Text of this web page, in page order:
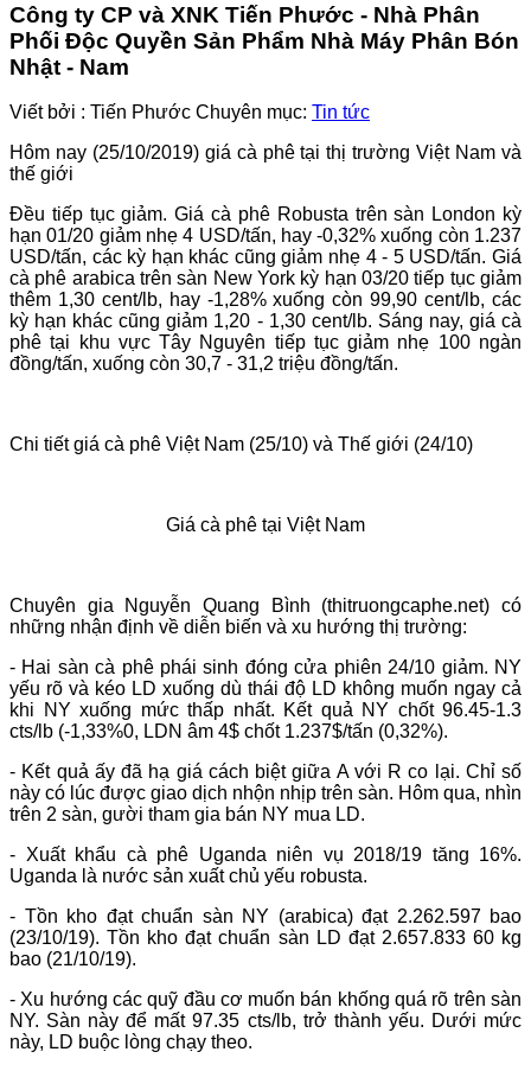
Công ty CP và XNK Tiến Phước - Nhà Phân
Phối Độc Quyền Sản Phẩm Nhà Máy Phân Bón
Nhật - Nam
Viết bởi : Tiến Phước Chuyên mục: Tin tức
Hôm nay (25/10/2019) giá cà phê tại thị trường Việt Nam và
thế giới
Đều tiếp tục giảm. Giá cà phê Robusta trên sàn London kỳ
hạn 01/20 giảm nhẹ 4 USD/tấn, hay -0,32% xuống còn 1.237
USD/tấn, các kỳ hạn khác cũng giảm nhẹ 4 - 5 USD/tấn. Giá
cà phê arabica trên sàn New York kỳ hạn 03/20 tiếp tục giảm
thêm 1,30 cent/lb, hay -1,28% xuống còn 99,90 cent/lb, các
kỳ hạn khác cũng giảm 1,20 - 1,30 cent/lb. Sáng nay, giá cà
phê tại khu vực Tây Nguyên tiếp tục giảm nhẹ 100 ngàn
đồng/tấn, xuống còn 30,7 - 31,2 triệu đồng/tấn.
Chi tiết giá cà phê Việt Nam (25/10) và Thế giới (24/10)
Giá cà phê tại Việt Nam
Chuyên gia Nguyễn Quang Bình (thitruongcaphe.net) có
những nhận định về diễn biến và xu hướng thị trường:
- Hai sàn cà phê phái sinh đóng cửa phiên 24/10 giảm. NY
yếu rõ và kéo LD xuống dù thái độ LD không muốn ngay cả
khi NY xuống mức thấp nhất. Kết quả NY chốt 96.45-1.3
cts/lb (-1,33%0, LDN âm 4$ chốt 1.237$/tấn (0,32%).
- Kết quả ấy đã hạ giá cách biệt giữa A với R co lại. Chỉ số
này có lúc được giao dịch nhộn nhịp trên sàn. Hôm qua, nhìn
trên 2 sàn, gười tham gia bán NY mua LD.
- Xuất khẩu cà phê Uganda niên vụ 2018/19 tăng 16%.
Uganda là nước sản xuất chủ yếu robusta.
- Tồn kho đạt chuẩn sàn NY (arabica) đạt 2.262.597 bao
(23/10/19). Tồn kho đạt chuẩn sàn LD đạt 2.657.833 60 kg
bao (21/10/19).
- Xu hướng các quỹ đầu cơ muốn bán khống quá rõ trên sàn
NY. Sàn này để mất 97.35 cts/lb, trở thành yếu. Dưới mức
này, LD buộc lòng chạy theo.